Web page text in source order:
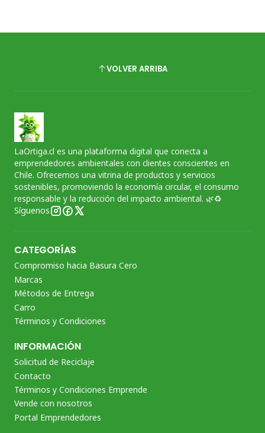
VOLVER ARRIBA
LaOrtiga.cl es una plataforma digital que conecta a
emprendedores ambientales con clientes conscientes en
Chile. Ofrecemos una vitrina de productos y servicios
sostenibles, promoviendo la economía circular, el consumo
responsable y la reducción del impacto ambiental. 🌿♻️
Síguenos
CATEGORÍAS
Compromiso hacia Basura Cero
Marcas
Métodos de Entrega
Carro
Términos y Condiciones
INFORMACIÓN
Solicitud de Reciclaje
Contacto
Términos y Condiciones Emprende
Vende con nosotros
Portal Emprendedores